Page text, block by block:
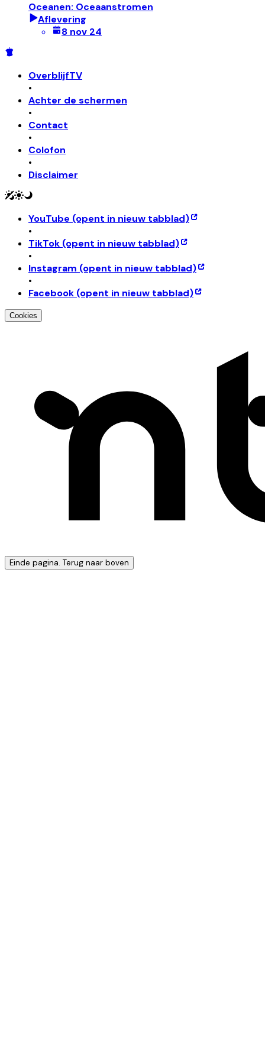
Oceanen: Oceaanstromen
Aflevering
8 nov 24
OverblijfTV
•
Achter de schermen
•
Contact
•
Colofon
•
Disclaimer
YouTube (opent in nieuw tabblad)
•
TikTok (opent in nieuw tabblad)
•
Instagram (opent in nieuw tabblad)
•
Facebook (opent in nieuw tabblad)
Cookies
Einde pagina. Terug naar boven